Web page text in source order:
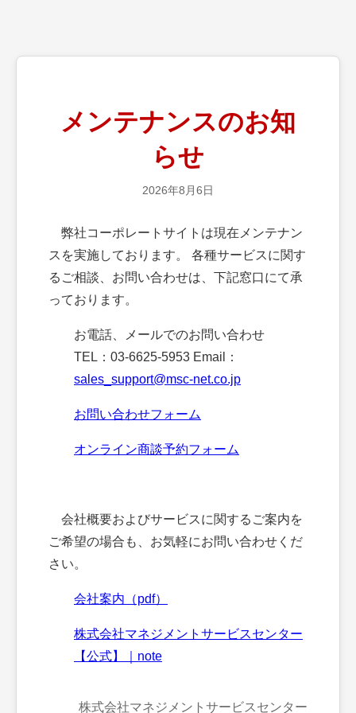
メンテナンスのお知
らせ
2026年8月6日
弊社コーポレートサイトは現在メンテナン
スを実施しております。 各種サービスに関す
るご相談、お問い合わせは、下記窓口にて承
っております。
お電話、メールでのお問い合わせ
TEL：03-6625-5953 Email：
sales_support@msc-net.co.jp
お問い合わせフォーム
オンライン商談予約フォーム
会社概要およびサービスに関するご案内を
ご希望の場合も、お気軽にお問い合わせくだ
さい。
会社案内（pdf）
株式会社マネジメントサービスセンター
【公式】｜note
株式会社マネジメントサービスセンター